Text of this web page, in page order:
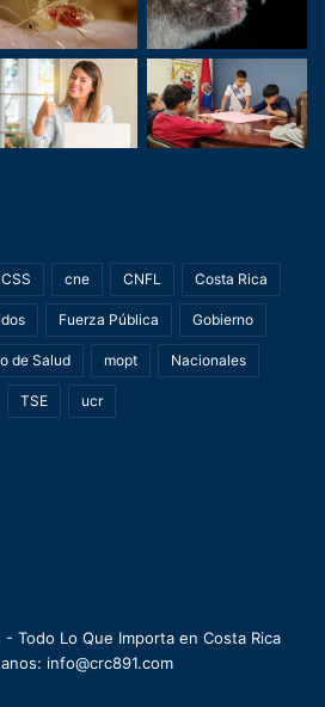
cne CNFL Costa Rica
Fuerza Pública Gobierno
de Salud mopt Nacionales
TSE ucr
- Todo Lo Que Importa en Costa Rica
info@crc891.com